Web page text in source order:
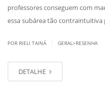
professores conseguem com
essa subárea tão contraintuitiva
POR RIELI TAINÁ GERAL>RESENHA
DETALHE